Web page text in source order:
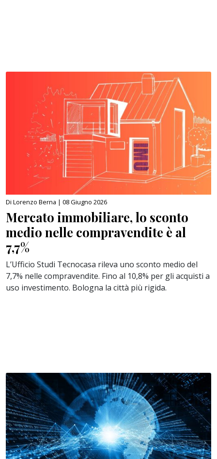
Di Lorenzo Berna | 08 Giugno 2026
Mercato immobiliare, lo sconto
medio nelle compravendite è al
7,7%
L’Ufficio Studi Tecnocasa rileva uno sconto medio del
7,7% nelle compravendite. Fino al 10,8% per gli acquisti a
uso investimento. Bologna la città più rigida.